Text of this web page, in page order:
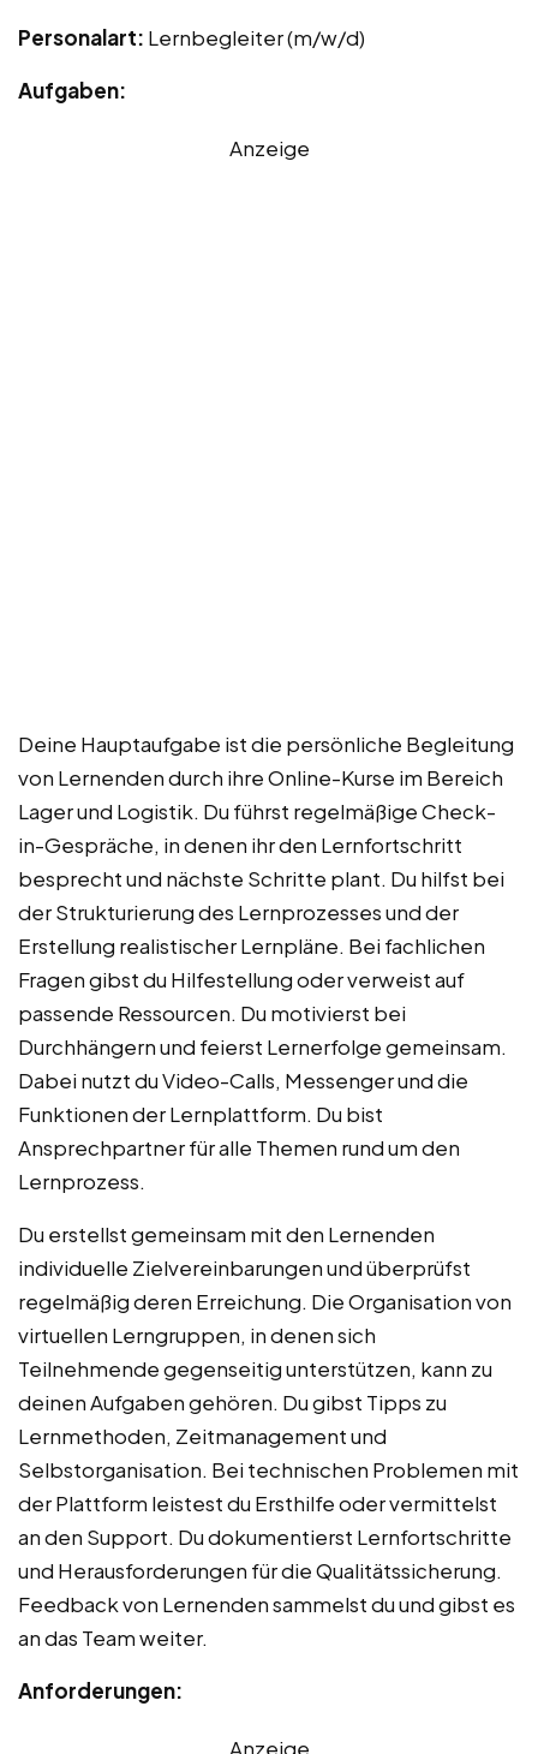
Personalart: Lernbegleiter (m/w/d)
Aufgaben:
Anzeige
Deine Hauptaufgabe ist die persönliche Begleitung
von Lernenden durch ihre Online-Kurse im Bereich
Lager und Logistik. Du führst regelmäßige Check-
in-Gespräche, in denen ihr den Lernfortschritt
besprecht und nächste Schritte plant. Du hilfst bei
der Strukturierung des Lernprozesses und der
Erstellung realistischer Lernpläne. Bei fachlichen
Fragen gibst du Hilfestellung oder verweist auf
passende Ressourcen. Du motivierst bei
Durchhängern und feierst Lernerfolge gemeinsam.
Dabei nutzt du Video-Calls, Messenger und die
Funktionen der Lernplattform. Du bist
Ansprechpartner für alle Themen rund um den
Lernprozess.
Du erstellst gemeinsam mit den Lernenden
individuelle Zielvereinbarungen und überprüfst
regelmäßig deren Erreichung. Die Organisation von
virtuellen Lerngruppen, in denen sich
Teilnehmende gegenseitig unterstützen, kann zu
deinen Aufgaben gehören. Du gibst Tipps zu
Lernmethoden, Zeitmanagement und
Selbstorganisation. Bei technischen Problemen mit
der Plattform leistest du Ersthilfe oder vermittelst
an den Support. Du dokumentierst Lernfortschritte
und Herausforderungen für die Qualitätssicherung.
Feedback von Lernenden sammelst du und gibst es
an das Team weiter.
Anforderungen:
Anzeige